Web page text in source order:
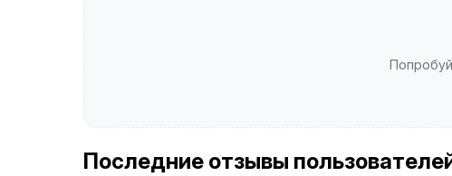
Последние отзывы